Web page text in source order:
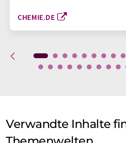
CHEMIE.DE
Verwandte Inhalte